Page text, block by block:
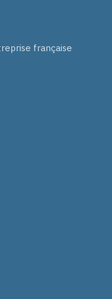
française